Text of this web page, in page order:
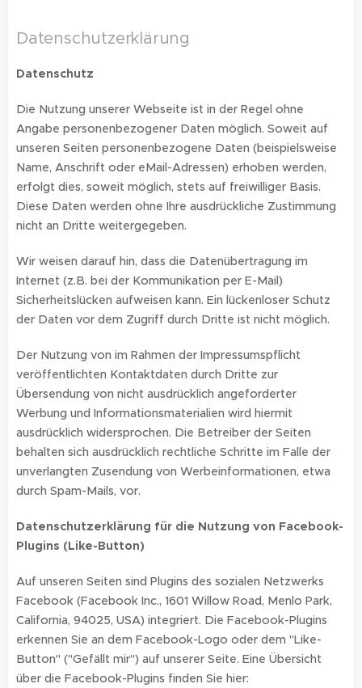
Datenschutzerklärung
Datenschutz
Die Nutzung unserer Webseite ist in der Regel ohne
Angabe personenbezogener Daten möglich. Soweit auf
unseren Seiten personenbezogene Daten (beispielsweise
Name, Anschrift oder eMail-Adressen) erhoben werden,
erfolgt dies, soweit möglich, stets auf freiwilliger Basis.
Diese Daten werden ohne Ihre ausdrückliche Zustimmung
nicht an Dritte weitergegeben.
Wir weisen darauf hin, dass die Datenübertragung im
Internet (z.B. bei der Kommunikation per E-Mail)
Sicherheitslücken aufweisen kann. Ein lückenloser Schutz
der Daten vor dem Zugriff durch Dritte ist nicht möglich.
Der Nutzung von im Rahmen der Impressumspflicht
veröffentlichten Kontaktdaten durch Dritte zur
Übersendung von nicht ausdrücklich angeforderter
Werbung und Informationsmaterialien wird hiermit
ausdrücklich widersprochen. Die Betreiber der Seiten
behalten sich ausdrücklich rechtliche Schritte im Falle der
unverlangten Zusendung von Werbeinformationen, etwa
durch Spam-Mails, vor.
Datenschutzerklärung für die Nutzung von Facebook-
Plugins (Like-Button)
Auf unseren Seiten sind Plugins des sozialen Netzwerks
Facebook (Facebook Inc., 1601 Willow Road, Menlo Park,
California, 94025, USA) integriert. Die Facebook-Plugins
erkennen Sie an dem Facebook-Logo oder dem "Like-
Button" ("Gefällt mir") auf unserer Seite. Eine Übersicht
über die Facebook-Plugins finden Sie hier: